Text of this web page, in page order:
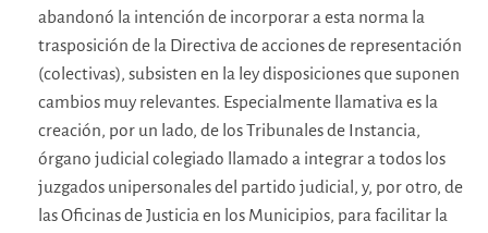
abandonó la intención de incorporar a esta norma la
trasposición de la Directiva de acciones de representación
(colectivas), subsisten en la ley disposiciones que suponen
cambios muy relevantes. Especialmente llamativa es la
creación, por un lado, de los Tribunales de Instancia,
órgano judicial colegiado llamado a integrar a todos los
juzgados unipersonales del partido judicial, y, por otro, de
las Oficinas de Justicia en los Municipios, para facilitar la